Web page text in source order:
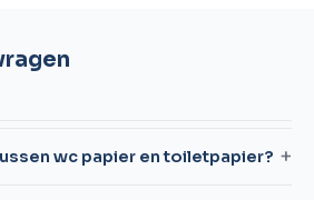
wc papier en toiletpapier?